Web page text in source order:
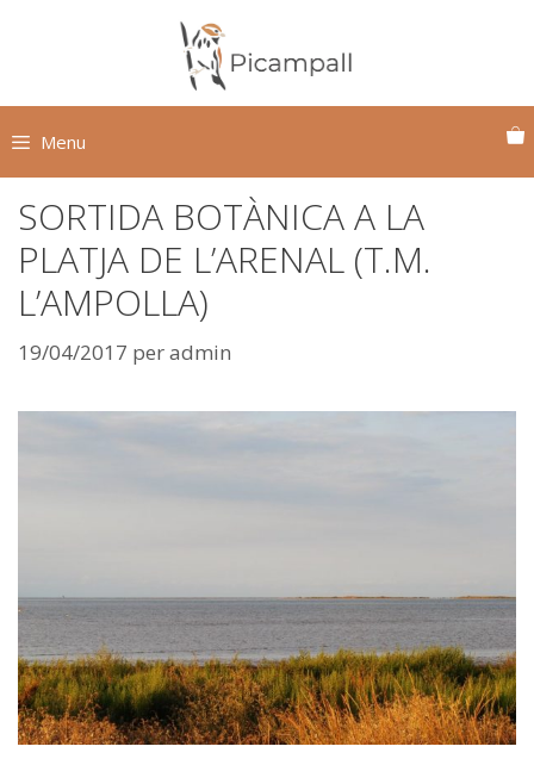
Menu
SORTIDA BOTÀNICA A LA
PLATJA DE L’ARENAL (T.M.
L’AMPOLLA)
19/04/2017 peradmin